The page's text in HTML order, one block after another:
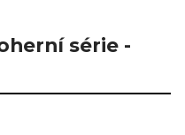
série -